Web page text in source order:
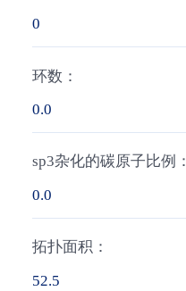
0
环数：
0.0
sp3杂化的碳原子比例：
0.0
拓扑面积：
52.5